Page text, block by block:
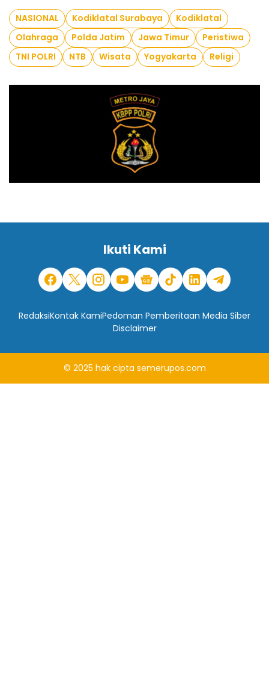
NASIONAL Kodiklatal Surabaya
Kodiklatal
Olahraga
Polda Jatim Jawa Timur
Peristiwa
TNI POLRI
NTB Wisata Yogyakarta Religi
Ikuti Kami
RedaksiKontak KamiPedoman Pemberitaan Media Siber
Disclaimer
© 2025 hak cipta semerupos.com